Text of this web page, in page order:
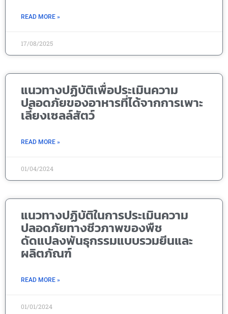
READ MORE »
17/08/2025
แนวทางปฏิบัติเพื่อประเมินความ
ปลอดภัยของอาหารที่ได้จากการเพาะ
เลี้ยงเซลล์สัตว์
READ MORE »
01/04/2024
แนวทางปฏิบัติในการประเมินความ
ปลอดภัยทางชีวภาพของพืช
ดัดแปลงพันธุกรรมแบบรวมยีนและ
ผลิตภัณฑ์
READ MORE »
01/01/2024